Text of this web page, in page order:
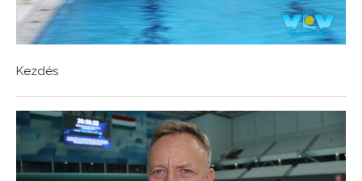
Kezdés